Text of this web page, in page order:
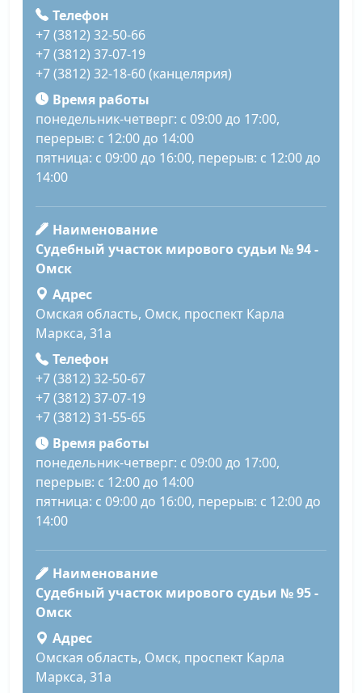
Телефон
+7 (3812) 32-50-66
+7 (3812) 37-07-19
+7 (3812) 32-18-60 (канцелярия)
Время работы
понедельник-четверг: с 09:00 до 17:00,
перерыв: с 12:00 до 14:00
пятница: с 09:00 до 16:00, перерыв: с 12:00 до
14:00
Наименование
Судебный участок мирового судьи № 94 -
Омск
Адрес
Омская область, Омск, проспект Карла
Маркса, 31а
Телефон
+7 (3812) 32-50-67
+7 (3812) 37-07-19
+7 (3812) 31-55-65
Время работы
понедельник-четверг: с 09:00 до 17:00,
перерыв: с 12:00 до 14:00
пятница: с 09:00 до 16:00, перерыв: с 12:00 до
14:00
Наименование
Судебный участок мирового судьи № 95 -
Омск
Адрес
Омская область, Омск, проспект Карла
Маркса, 31а